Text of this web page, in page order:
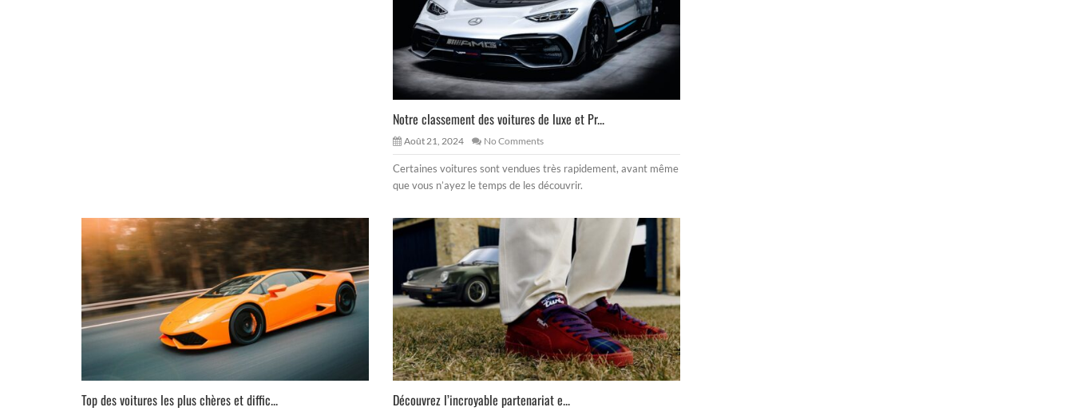
Notre classement des voitures de luxe et Pr...
Août 21, 2024 No Comments
Certaines voitures sont vendues très rapidement, avant même
que vous n’ayez le temps de les découvrir.
Top des voitures les plus chères et diffic... Découvrez l’incroyable partenariat e...